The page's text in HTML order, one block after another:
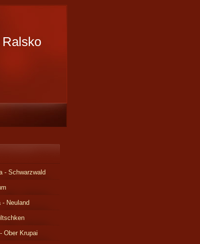
- Schwarzwald
- Neuland
Ober Krupai